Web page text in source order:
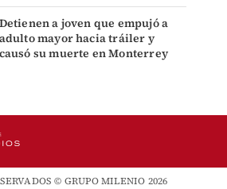
Detienen a joven que empujó a
adulto mayor hacia tráiler y
causó su muerte en Monterrey
© GRUPO MILENIO 2026